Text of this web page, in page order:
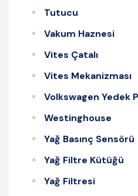
Tutucu
Vakum Haznesi
Vites Çatalı
Vites Mekanizması
Volkswagen Yedek
Westinghouse
Yağ Basınç Sensörü
Yağ Filtre Kütüğü
Yağ Filtresi